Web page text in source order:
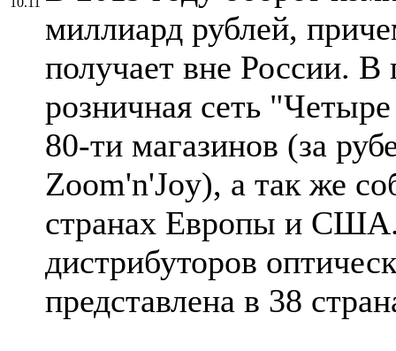
миллиард рублей,
получает вне России. В
розничная сеть
80-ти магазинов (за
Zoom'n'Joy), а так же
странах Европы и
дистрибуторов
представлена в 38